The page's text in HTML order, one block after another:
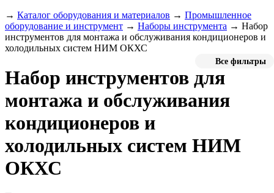
→ Каталог оборудования и материалов → Промышленное
оборудование и инструмент → Наборы инструмента → Набор
инструментов для монтажа и обслуживания кондиционеров и
холодильных систем НИМ ОКХС
Все фильтры
Набор инструментов для
монтажа и обслуживания
кондиционеров и
холодильных систем НИМ
ОКХС